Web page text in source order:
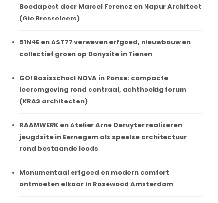
Boedapest door Marcel Ferencz en Napur Architect
(Gie Bresseleers)
51N4E en AST77 verweven erfgoed, nieuwbouw en
collectief groen op Donysite in Tienen
GO! Basisschool NOVA in Ronse: compacte
leeromgeving rond centraal, achthoekig forum
(KRAS architecten)
RAAMWERK en Atelier Arne Deruyter realiseren
jeugdsite in Eernegem als speelse architectuur
rond bestaande loods
Monumentaal erfgoed en modern comfort
ontmoeten elkaar in Rosewood Amsterdam